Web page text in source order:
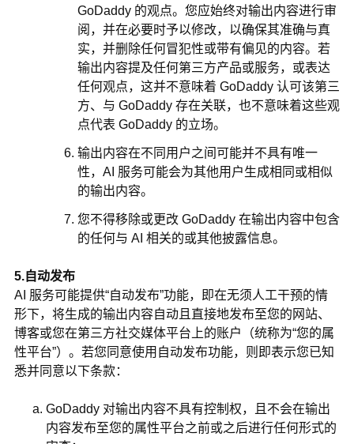
GoDaddy 的观点。您应始终对输出内容进行审
阅，并在必要时予以修改，以确保其准确与真
实，并删除任何冒犯性或带有偏见的内容。若
输出内容提及任何第三方产品或服务，或表达
任何观点，这并不意味着 GoDaddy 认可该第三
方、与 GoDaddy 存在关联，也不意味着这些观
点代表 GoDaddy 的立场。
输出内容在不同用户之间可能并不具有唯一
性，AI 服务可能会为其他用户生成相同或相似
的输出内容。
您不得移除或更改 GoDaddy 在输出内容中包含
的任何与 AI 相关的或其他披露信息。
5.自动发布
AI 服务可能提供“自动发布”功能，即在无须人工干预的情
形下，将生成的输出内容自动且直接地发布至您的网站、
博客或您在第三方社交媒体平台上的账户（统称为“您的属
性平台”）。若您同意使用自动发布功能，则即表示您已知
悉并同意以下条款：
GoDaddy 对输出内容不具有控制权，且不会在输出
内容发布至您的属性平台之前或之后进行任何形式的